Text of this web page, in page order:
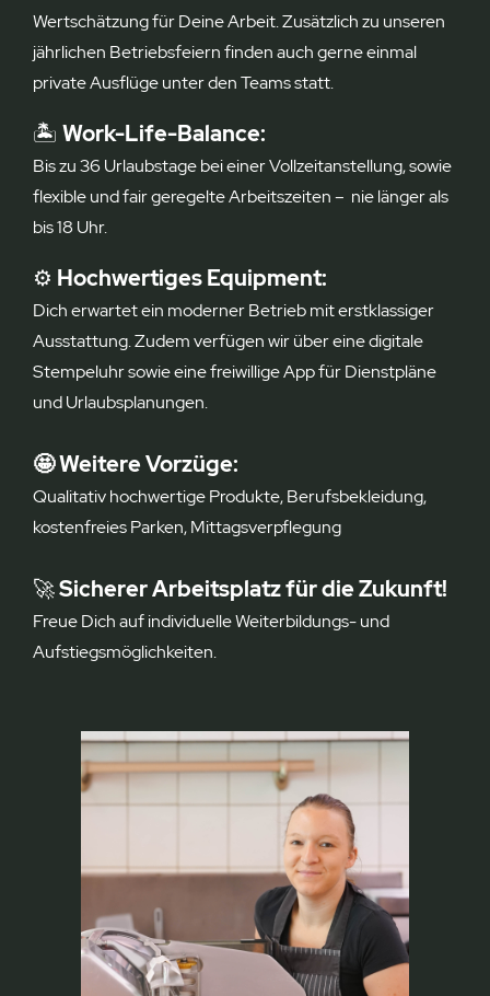
Wertschätzung für Deine Arbeit. Zusätzlich zu unseren
jährlichen Betriebsfeiern finden auch gerne einmal
private Ausflüge unter den Teams statt.
🏝️ Work-Life-Balance:
Bis zu 36 Urlaubstage bei einer Vollzeitanstellung, sowie
flexible und fair geregelte Arbeitszeiten – nie länger als
bis 18 Uhr.
⚙️ Hochwertiges Equipment:
Dich erwartet ein moderner Betrieb mit erstklassiger
Ausstattung. Zudem verfügen wir über eine digitale
Stempeluhr sowie eine freiwillige App für Dienstpläne
und Urlaubsplanungen.
🤩 Weitere Vorzüge:
Qualitativ hochwertige Produkte, Berufsbekleidung,
kostenfreies Parken, Mittagsverpflegung
🚀Sicherer Arbeitsplatz für die Zukunft!
Freue Dich auf individuelle Weiterbildungs- und
Aufstiegsmöglichkeiten.